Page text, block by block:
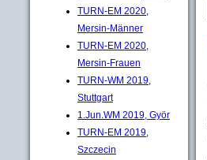
TURN-EM 2020,
Mersin-Männer
TURN-EM 2020,
Mersin-Frauen
TURN-WM 2019,
Stuttgart
1.Jun.WM 2019, Györ
TURN-EM 2019,
Szczecin